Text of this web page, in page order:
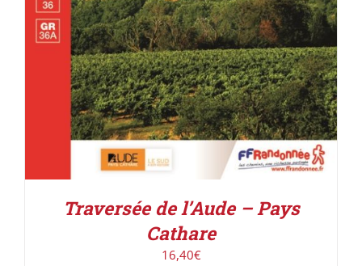
Traversée de l’Aude – Pays
Cathare
16,40€